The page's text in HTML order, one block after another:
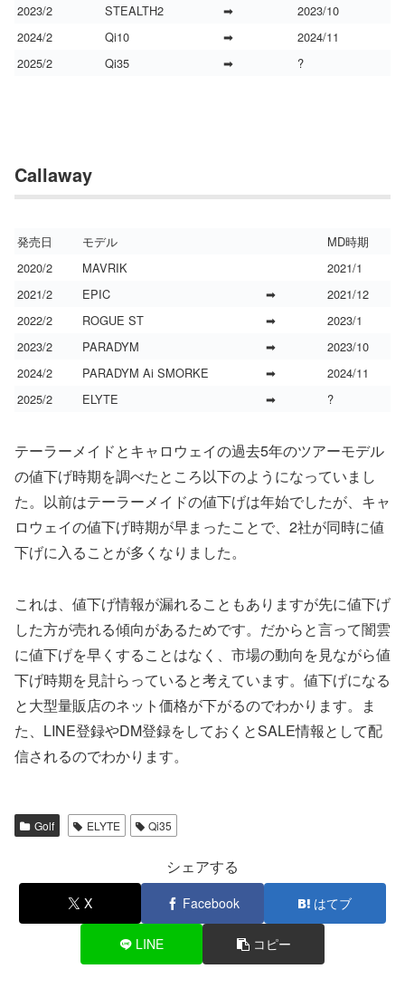
2023/2
STEALTH2 ➡
2023/10
2024/2
Qi10 ➡
2024/11
2025/2
Qi35 ➡ ?
Callaway
発売日 モデル
MD時期
2020/2
MAVRIK
2021/1
2021/2
EPIC ➡
2021/12
2022/2
ROGUE ST ➡
2023/1
2023/2
PARADYM ➡
2023/10
2024/2
PARADYM Ai SMORKE ➡
2024/11
2025/2
ELYTE ➡ ?
テーラーメイドとキャロウェイの過去5年のツアーモデル
の値下げ時期を調べたところ以下のようになっていまし
た。以前はテーラーメイドの値下げは年始でしたが、キャ
ロウェイの値下げ時期が早まったことで、2社が同時に値
下げに入ることが多くなりました。
これは、値下げ情報が漏れることもありますが先に値下げ
した方が売れる傾向があるためです。だからと言って闇雲
に値下げを早くすることはなく、市場の動向を見ながら値
下げ時期を見計らっていると考えています。値下げになる
と大型量販店のネット価格が下がるのでわかります。ま
た、LINE登録やDM登録をしておくとSALE情報として配
信されるのでわかります。
Golf ELYTE Qi35
シェアする
X Facebook はてブ
LINE コピー